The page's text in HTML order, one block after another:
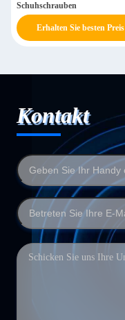
Schuhschrauben
Erhalten Sie besten Preis
Kontakt